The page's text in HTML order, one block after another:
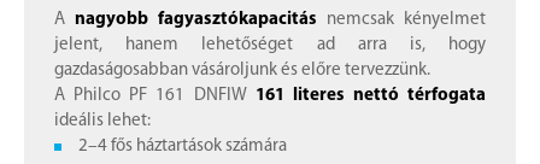
A nagyobb fagyasztókapacitás nemcsak kényelmet
jelent, hanem lehetőséget ad arra is, hogy
gazdaságosabban vásároljunk és előre tervezzünk.
A Philco PF 161 DNFIW 161 literes nettó térfogata
ideális lehet:
2–4 fős háztartások számára